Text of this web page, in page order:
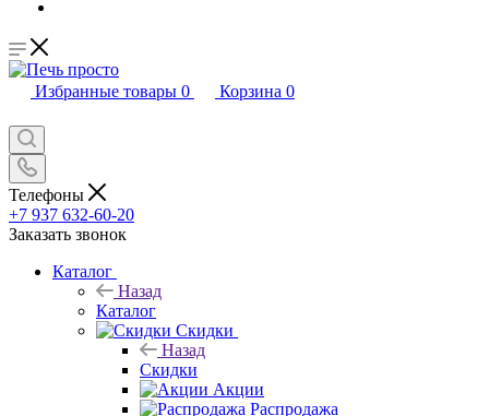
Избранные товары 0 Корзина 0
Телефоны
+7 937 632-60-20
Заказать звонок
Каталог
Назад
Каталог
Скидки
Назад
Скидки
Акции
Распродажа